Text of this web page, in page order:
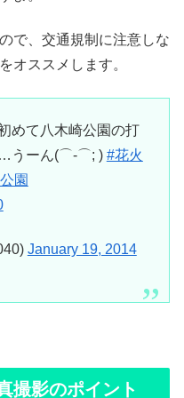
で、交通規制に注意しな
オススメします。
めて八木崎公園の打
…うーん(⌒-⌒; ) #花火
園
January 19, 2014
撮影のポイント